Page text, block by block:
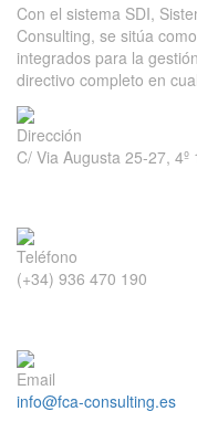
Con el sistema SDI,
Consulting, se sitúa
integrados para la
directivo completo en
Dirección
C/ Via Augusta 25-27,
Teléfono
(+34) 936 470 190
Email
info@fca-consulting.es